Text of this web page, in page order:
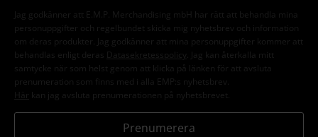
Jag godkänner att E.M.P. Merchandising mbH har rätt att behandla mina
personuppgifter och regelbundet skicka mig nyhetsbrev och information
om deras produkter. Jag godkänner att mina personuppgifter kommer att
behandlas enligt deras
Datasekretesspolicy
. Jag kan återkalla mitt
samtycke när som helst genom att klicka på länken för att avsluta
prenumeration som finns med i alla EMP:s nyhetsbrev.
Här kan jag avsluta prenumerationen på nyhetsbrevet.
Prenumerera